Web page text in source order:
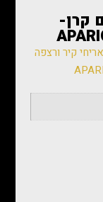
קרן-
קיר ורצפה